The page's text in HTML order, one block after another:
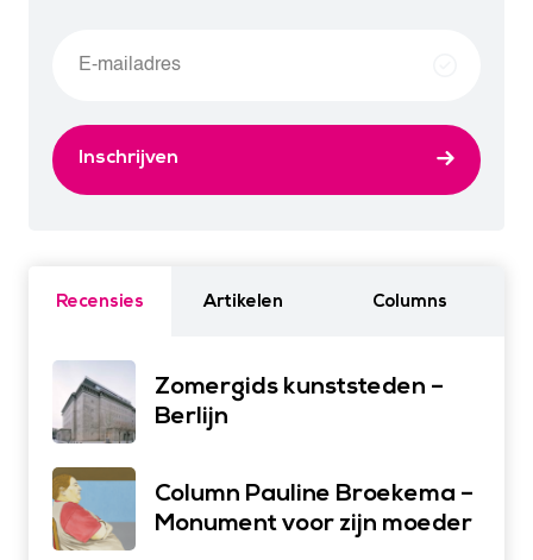
Inschrijven
Recensies Artikelen Columns
Zomergids kunststeden –
Berlijn
Column Pauline Broekema –
Monument voor zijn moeder